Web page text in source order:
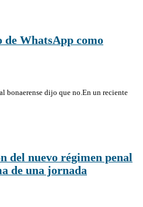
de WhatsApp como
bonaerense dijo que no.En un reciente
del nuevo régimen penal
de una jornada